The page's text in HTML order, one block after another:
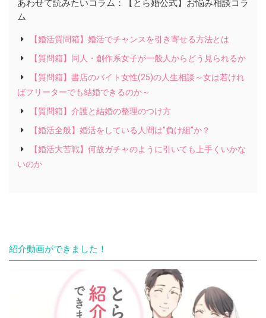
あわせて読みたいコラム：【とら婚公式】お悩み相談コラ
ム
【婚活質問箱】婚活でチャンスを引き寄せる方法とは
【質問箱】同人・創作系女子が一般人からどう見られるか
【質問箱】書店のバイト女性(25)の人生相談～女は若けれ
ばフリーターでも結婚できるのか～
【質問箱】介護と結婚の整理のつけ方
【婚活全般】婚活をしている人間は”負け組”か？
【婚活大苦戦】何故ガチャのように引いても上手くいかな
いのか
紹介動画ができました！